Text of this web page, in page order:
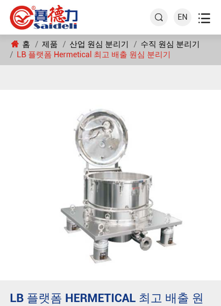
 EN 
홈 제품 산업 원심 분리기
수직 원심 분리기
LB 플랫폼 Hermetical 최고 배출 원심 분리기
LB 플랫폼 HERMETICAL 최고 배출 원